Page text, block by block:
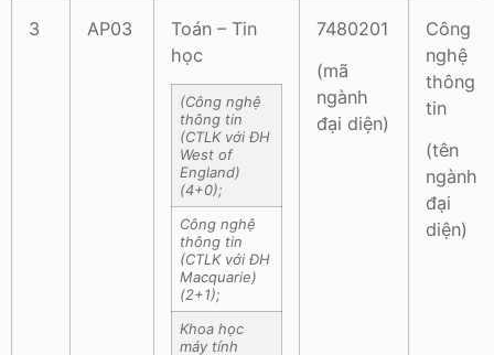
3 AP03
Toán – Tin
học
(Công nghệ
thông tin
(CTLK với ĐH
West of
England)
(4+0);
Công nghệ
thông tin
(CTLK với ĐH
Macquarie)
(2+1);
Khoa học
máy tính
7480201
(mã
ngành
đại diện)
Công
nghệ
thông
tin
(tên
ngành
đại
diện)